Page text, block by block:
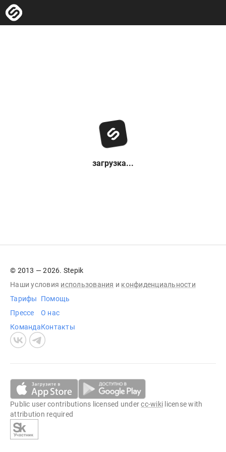
загрузка...
© 2013 — 2026. Stepik
Наши условия использования и конфиденциальности
Тарифы
Прессе
Команда
Помощь
О нас
Контакты
Public user contributions licensed undercc-wiki license with
attribution required